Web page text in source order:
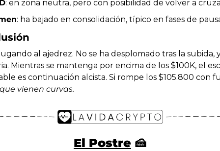
: en zona neutra, pero con posibilidad de volver a
: ha bajado en consolidación, típico en fases de
al ajedrez. No se ha desplomado tras la subida,
Mientras se mantenga por encima de los $100K, el
es continuación alcista. Si rompe los $105.800 con
vienen curvas.
El Postre 🍰